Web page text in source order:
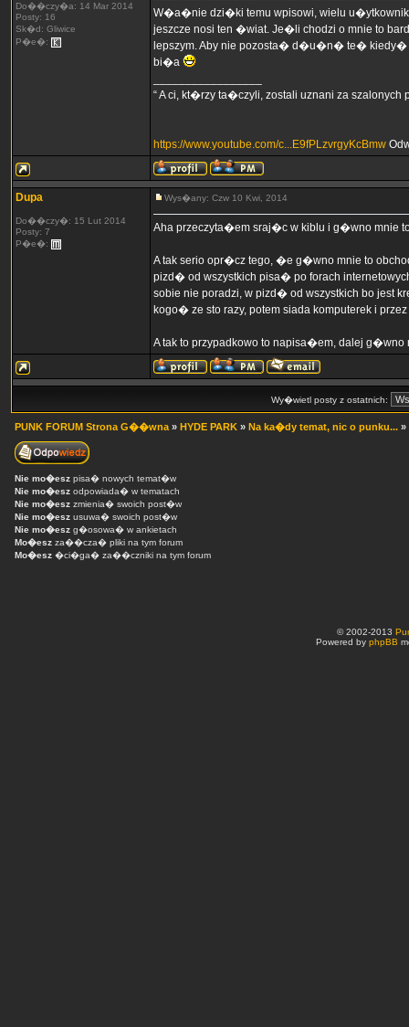
Do��czy�a: 14 Mar 2014
Posty: 16
Sk�d: Gliwice
P�e�:
W�a�nie dzi�ki temu wpisowi, wielu
jeszcze nosi ten �wiat. Je�li chodzi o mnie to
lepszym. Aby nie pozosta� d�u�n� te� kiedy�
bi�a
“ A ci, kt�rzy ta�czyli, zostali uznani za
https://www.youtube.com/c...E9fPLzvrgyKcBmw
Dupa
Do��czy�: 15 Lut 2014
Posty: 7
P�e�:
Wys�any: Czw 10 Kwi, 2014
Aha przeczyta�em sraj�c w kiblu i g�wno mnie
A tak serio opr�cz tego, �e g�wno mnie to
pizd� od wszystkich pisa� po forach
sobie nie poradzi, w pizd� od wszystkich bo jest
kogo� ze sto razy, potem siada komputerek i
A tak to przypadkowo to napisa�em, dalej
Wy�wietl posty z ostatnich:
PUNK FORUM Strona G��wna » HYDE PARK » Na ka�dy temat, nic o punku... »
Nie mo�esz pisa� nowych temat�w
Nie mo�esz odpowiada� w tematach
Nie mo�esz zmienia� swoich post�w
Nie mo�esz usuwa� swoich post�w
Nie mo�esz g�osowa� w ankietach
Mo�esz za��cza� pliki na tym forum
Mo�esz �ci�ga� za��czniki na tym forum
© 2002-2013
Powered by phpBB